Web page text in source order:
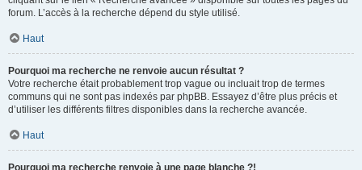
forum. L’accès à la recherche dépend du style utilisé.
Haut
Pourquoi ma recherche ne renvoie aucun résultat ?
Votre recherche était probablement trop vague ou incluait trop de termes
communs qui ne sont pas indexés par phpBB. Essayez d’être plus précis et
d’utiliser les différents filtres disponibles dans la recherche avancée.
Haut
Pourquoi ma recherche renvoie à une page blanche ?!